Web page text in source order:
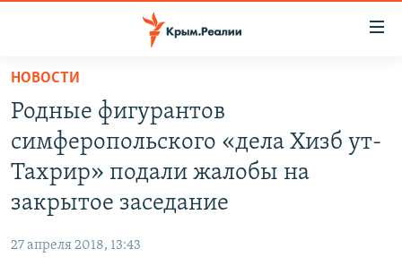
Вернуться
основному
содержанию
Вернутся
главной
Вернутся
СПЕЦПРОЕКТЫ
ВОДА
ИНТЕРАКТИВ
РАДІО СВОБОДА
НОВОСТИ
Родные фигурантов
симферопольского «дела Хизб ут-
Тахрир» подали жалобы на
закрытое заседание
27 апреля 2018, 13:43